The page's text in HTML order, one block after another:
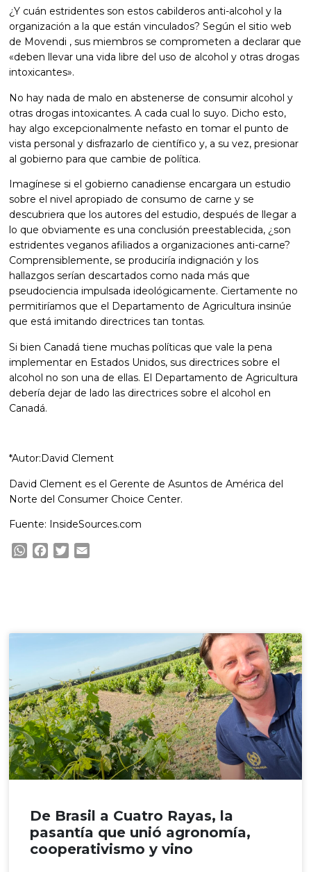
¿Y cuán estridentes son estos cabilderos anti-alcohol y la
organización a la que están vinculados? Según el sitio web
de Movendi , sus miembros se comprometen a declarar que
«deben llevar una vida libre del uso de alcohol y otras drogas
intoxicantes».
No hay nada de malo en abstenerse de consumir alcohol y
otras drogas intoxicantes. A cada cual lo suyo. Dicho esto,
hay algo excepcionalmente nefasto en tomar el punto de
vista personal y disfrazarlo de científico y, a su vez, presionar
al gobierno para que cambie de política.
Imagínese si el gobierno canadiense encargara un estudio
sobre el nivel apropiado de consumo de carne y se
descubriera que los autores del estudio, después de llegar a
lo que obviamente es una conclusión preestablecida, ¿son
estridentes veganos afiliados a organizaciones anti-carne?
Comprensiblemente, se produciría indignación y los
hallazgos serían descartados como nada más que
pseudociencia impulsada ideológicamente. Ciertamente no
permitiríamos que el Departamento de Agricultura insinúe
que está imitando directrices tan tontas.
Si bien Canadá tiene muchas políticas que vale la pena
implementar en Estados Unidos, sus directrices sobre el
alcohol no son una de ellas. El Departamento de Agricultura
debería dejar de lado las directrices sobre el alcohol en
Canadá.
*Autor:David Clement
David Clement es el Gerente de Asuntos de América del
Norte del Consumer Choice Center.
Fuente: InsideSources.com
WhatsApp
Facebook
Twitter
De Brasil a Cuatro Rayas, la
pasantía que unió agronomía,
cooperativismo y vino